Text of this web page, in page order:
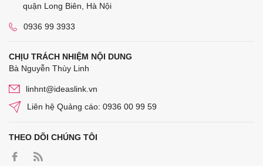
quận Long Biên, Hà Nội
0936 99 3933
CHỊU TRÁCH NHIỆM NỘI DUNG
Bà Nguyễn Thùy Linh
linhnt@ideaslink.vn
Liên hệ Quảng cáo: 0936 00 99 59
THEO DÕI CHÚNG TÔI